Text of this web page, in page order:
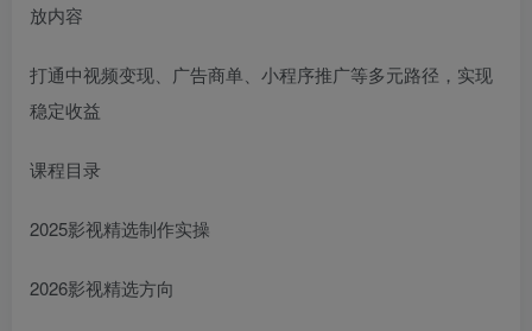
放内容
打通中视频变现、广告商单、小程序推广等多元路径，实现
稳定收益
课程目录
2025影视精选制作实操
2026影视精选方向